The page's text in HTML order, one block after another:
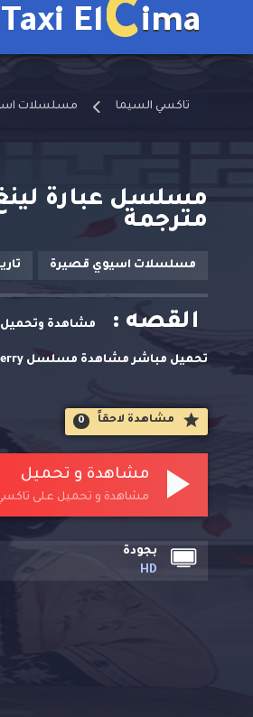
Taxi ElCima
تاكسي السيما مسلسلات
مترجمة
مسلسلات اسيوي قصيرة
القصه :
تحميل مباشر مشاهدة مسلسل Ling Long's Ferry عبارة لينغ لونغ حلقة 9 مترجمة
مشاهدة لاحقاََ 0
مشاهدة و تحميل
مشاهدة و تحميل على
بجودة
HD